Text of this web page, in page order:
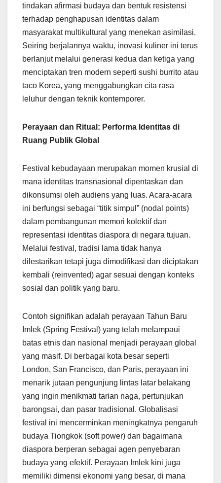
tindakan afirmasi budaya dan bentuk resistensi
terhadap penghapusan identitas dalam
masyarakat multikultural yang menekan asimilasi.
Seiring berjalannya waktu, inovasi kuliner ini terus
berlanjut melalui generasi kedua dan ketiga yang
menciptakan tren modern seperti sushi burrito atau
taco Korea, yang menggabungkan cita rasa
leluhur dengan teknik kontemporer.
Perayaan dan Ritual: Performa Identitas di
Ruang Publik Global
Festival kebudayaan merupakan momen krusial di
mana identitas transnasional dipentaskan dan
dikonsumsi oleh audiens yang luas. Acara-acara
ini berfungsi sebagai “titik simpul” (nodal points)
dalam pembangunan memori kolektif dan
representasi identitas diaspora di negara tujuan.
Melalui festival, tradisi lama tidak hanya
dilestarikan tetapi juga dimodifikasi dan diciptakan
kembali (reinvented) agar sesuai dengan konteks
sosial dan politik yang baru.
Contoh signifikan adalah perayaan Tahun Baru
Imlek (Spring Festival) yang telah melampaui
batas etnis dan nasional menjadi perayaan global
yang masif. Di berbagai kota besar seperti
London, San Francisco, dan Paris, perayaan ini
menarik jutaan pengunjung lintas latar belakang
yang ingin menikmati tarian naga, pertunjukan
barongsai, dan pasar tradisional. Globalisasi
festival ini mencerminkan meningkatnya pengaruh
budaya Tiongkok (soft power) dan bagaimana
diaspora berperan sebagai agen penyebaran
budaya yang efektif. Perayaan Imlek kini juga
memiliki dimensi ekonomi yang besar, di mana